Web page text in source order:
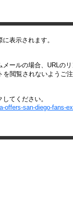
表示されます。
ールの場合、URLの
を閲覧されないようご
てください。
offers-san-diego-fans-